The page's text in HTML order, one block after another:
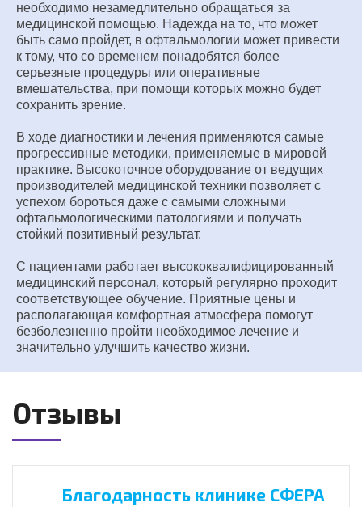
необходимо незамедлительно обращаться за
медицинской помощью. Надежда на то, что может
быть само пройдет, в офтальмологии может привести
к тому, что со временем понадобятся более
серьезные процедуры или оперативные
вмешательства, при помощи которых можно будет
сохранить зрение.
В ходе диагностики и лечения применяются самые
прогрессивные методики, применяемые в мировой
практике. Высокоточное оборудование от ведущих
производителей медицинской техники позволяет с
успехом бороться даже с самыми сложными
офтальмологическими патологиями и получать
стойкий позитивный результат.
С пациентами работает высококвалифицированный
медицинский персонал, который регулярно проходит
соответствующее обучение. Приятные цены и
располагающая комфортная атмосфера помогут
безболезненно пройти необходимое лечение и
значительно улучшить качество жизни.
Отзывы
Благодарность клинике СФЕРА